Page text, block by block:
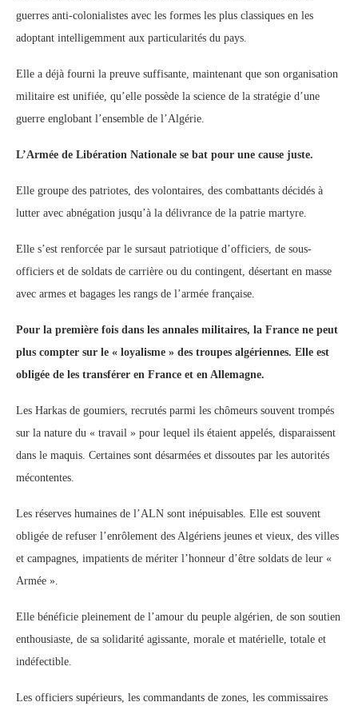
guerres anti-colonialistes avec les formes les plus classiques en les
adoptant intelligemment aux particularités du pays.
Elle a déjà fourni la preuve suffisante, maintenant que son organisation
militaire est unifiée, qu’elle possède la science de la stratégie d’une
guerre englobant l’ensemble de l’Algérie.
L’Armée de Libération Nationale se bat pour une cause juste.
Elle groupe des patriotes, des volontaires, des combattants décidés à
lutter avec abnégation jusqu’à la délivrance de la patrie martyre.
Elle s’est renforcée par le sursaut patriotique d’officiers, de sous-
officiers et de soldats de carrière ou du contingent, désertant en masse
avec armes et bagages les rangs de l’armée française.
Pour la première fois dans les annales militaires, la France ne peut
plus compter sur le « loyalisme » des troupes algériennes. Elle est
obligée de les transférer en France et en Allemagne.
Les Harkas de goumiers, recrutés parmi les chômeurs souvent trompés
sur la nature du « travail » pour lequel ils étaient appelés, disparaissent
dans le maquis. Certaines sont désarmées et dissoutes par les autorités
mécontentes.
Les réserves humaines de l’ALN sont inépuisables. Elle est souvent
obligée de refuser l’enrôlement des Algériens jeunes et vieux, des villes
et campagnes, impatients de mériter l’honneur d’être soldats de leur «
Armée ».
Elle bénéficie pleinement de l’amour du peuple algérien, de son soutien
enthousiaste, de sa solidarité agissante, morale et matérielle, totale et
indéfectible.
Les officiers supérieurs, les commandants de zones, les commissaires